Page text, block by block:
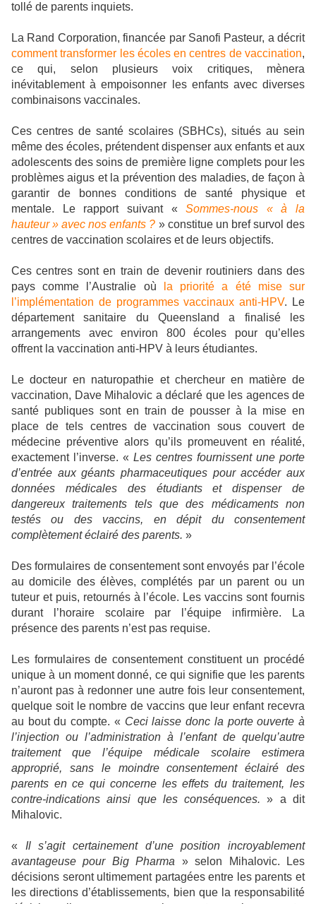
tollé de parents inquiets.
La Rand Corporation, financée par Sanofi Pasteur, a décrit
comment transformer les écoles en centres de vaccination,
ce qui, selon plusieurs voix critiques, mènera
inévitablement à empoisonner les enfants avec diverses
combinaisons vaccinales.
Ces centres de santé scolaires (SBHCs), situés au sein
même des écoles, prétendent dispenser aux enfants et aux
adolescents des soins de première ligne complets pour les
problèmes aigus et la prévention des maladies, de façon à
garantir de bonnes conditions de santé physique et
mentale. Le rapport suivant «Sommes-nous « à la
hauteur » avec nos enfants ? » constitue un bref survol des
centres de vaccination scolaires et de leurs objectifs.
Ces centres sont en train de devenir routiniers dans des
pays comme l’Australie où
la priorité a été mise sur
l’implémentation de programmes vaccinaux anti-HPV. Le
département sanitaire du Queensland a finalisé les
arrangements avec environ 800 écoles pour qu’elles
offrent la vaccination anti-HPV à leurs étudiantes.
Le docteur en naturopathie et chercheur en matière de
vaccination, Dave Mihalovic a déclaré que les agences de
santé publiques sont en train de pousser à la mise en
place de tels centres de vaccination sous couvert de
médecine préventive alors qu’ils promeuvent en réalité,
exactement l’inverse. « Les centres fournissent une porte
d’entrée aux géants pharmaceutiques pour accéder aux
données médicales des étudiants et dispenser de
dangereux traitements tels que des médicaments non
testés ou des vaccins, en dépit du consentement
complètement éclairé des parents. »
Des formulaires de consentement sont envoyés par l’école
au domicile des élèves, complétés par un parent ou un
tuteur et puis, retournés à l’école. Les vaccins sont fournis
durant l’horaire scolaire par l’équipe infirmière. La
présence des parents n’est pas requise.
Les formulaires de consentement constituent un procédé
unique à un moment donné, ce qui signifie que les parents
n’auront pas à redonner une autre fois leur consentement,
quelque soit le nombre de vaccins que leur enfant recevra
au bout du compte. « Ceci laisse donc la porte ouverte à
l’injection ou l’administration à l’enfant de quelqu’autre
traitement que l’équipe médicale scolaire estimera
approprié, sans le moindre consentement éclairé des
parents en ce qui concerne les effets du traitement, les
contre-indications ainsi que les conséquences. » a dit
Mihalovic.
« Il s’agit certainement d’une position incroyablement
avantageuse pour Big Pharma » selon Mihalovic. Les
décisions seront ultimement partagées entre les parents et
les directions d’établissements, bien que la responsabilité